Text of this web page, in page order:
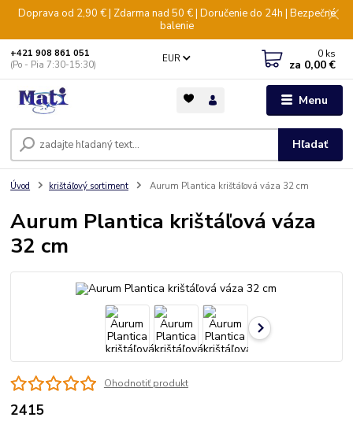
Doprava od 2,90 € | Zdarma nad 50 € | Doručenie do 24h | Bezpečné
balenie
Menu
EUR
Hľadať
+421 908 861 051
(Po - Pia 7:30-15:30)
0 ks
za 0,00 €
Úvod krištáľový sortiment Aurum Plantica krištáľová váza 32 cm
Aurum Plantica krištáľová váza
32 cm
Ohodnotiť produkt
2415